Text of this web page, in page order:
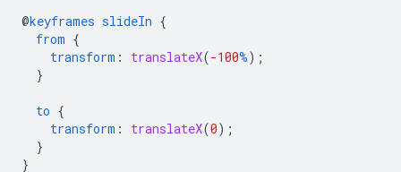
@keyframes slideIn {
from {
transform : translateX(-100%);
}
to {
transform : translateX(0);
}
}